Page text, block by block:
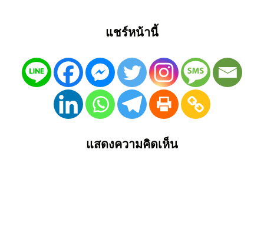
แชร์หน้านี้
แสดงความคิดเห็น